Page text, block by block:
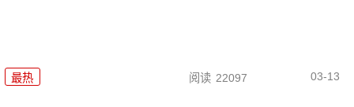
最热 阅读 22097 03-13